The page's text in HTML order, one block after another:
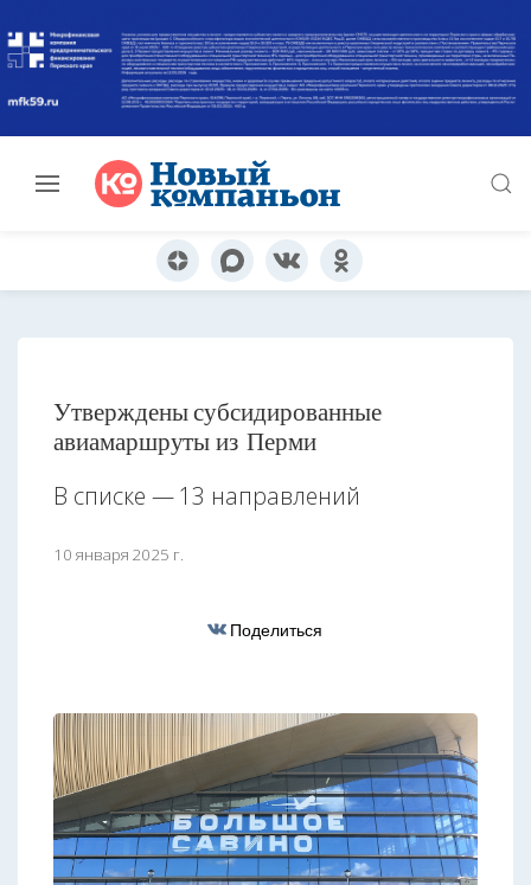
Утверждены субсидированные
авиамаршруты из Перми
В списке — 13 направлений
10 января 2025 г.
Поделиться